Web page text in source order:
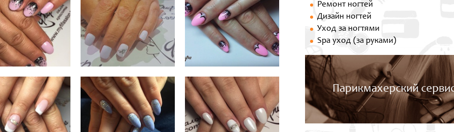
Ремонт ногтей
Дизайн ногтей
Уход за ногтями
Spa уход (за руками)
Парикмахерский